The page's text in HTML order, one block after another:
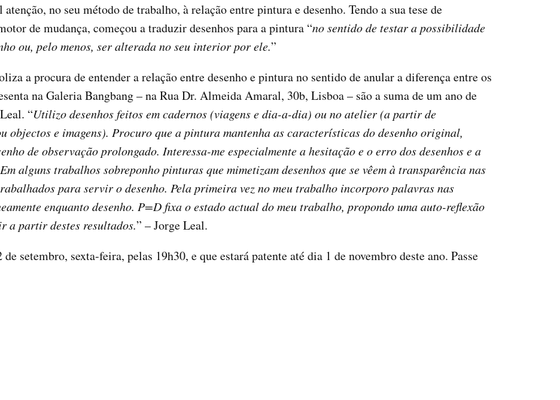
no seu método de trabalho, à relação entre pintura e desenho. Tendo a sua tese de
de mudança, começou a traduzir desenhos para a pintura “no sentido de testar a possibilidade
ou, pelo menos, ser alterada no seu interior por ele.”
a procura de entender a relação entre desenho e pintura no sentido de anular a diferença entre os
na Galeria Bangbang – na Rua Dr. Almeida Amaral, 30b, Lisboa – são a suma de um ano de
“Utilizo desenhos feitos em cadernos (viagens e dia-a-dia) ou no atelier (a partir de
objectos e imagens). Procuro que a pintura mantenha as características do desenho original,
de observação prolongado. Interessa-me especialmente a hesitação e o erro dos desenhos e a
alguns trabalhos sobreponho pinturas que mimetizam desenhos que se vêem à transparência nas
para servir o desenho. Pela primeira vez no meu trabalho incorporo palavras nas
enquanto desenho. P=D fixa o estado actual do meu trabalho, propondo uma auto-reflexão
a partir destes resultados.” – Jorge Leal.
setembro, sexta-feira, pelas 19h30, e que estará patente até dia 1 de novembro deste ano. Passe